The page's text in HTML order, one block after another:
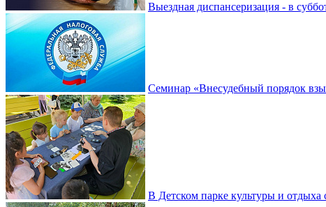
Выездная диспансеризация - в
Семинар «Внесудебный порядок
В Детском парке культуры и отдыха